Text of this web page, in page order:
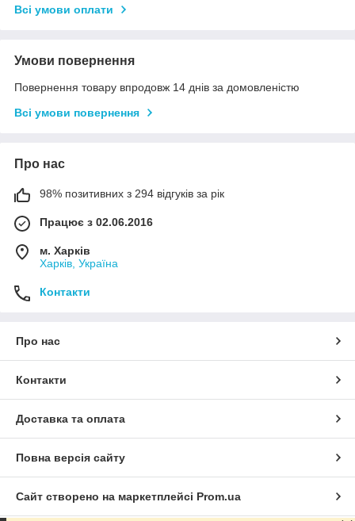
Всі умови оплати
Умови повернення
Повернення товару впродовж 14 днів за домовленістю
Всі умови повернення
Про нас
98% позитивних з 294 відгуків за рік
Працює з 02.06.2016
м. Харків
Харків, Україна
Контакти
Про нас
Контакти
Доставка та оплата
Повна версія сайту
Сайт створено на маркетплейсі Prom.ua